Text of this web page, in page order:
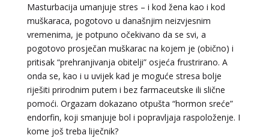
Masturbacija umanjuje stres – i kod žena kao i kod
muškaraca, pogotovo u današnjim neizvjesnim
vremenima, je potpuno očekivano da se svi, a
pogotovo prosječan muškarac na kojem je (obično) i
pritisak “prehranjivanja obitelji” osjeća frustrirano. A
onda se, kao i u uvijek kad je moguće stresa bolje
riješiti prirodnim putem i bez farmaceutske ili slične
pomoći. Orgazam dokazano otpušta “hormon sreće”
endorfin, koji smanjuje bol i popravljaja raspoloženje. I
kome još treba liječnik?
STOJA / Kod 31
Tarot savjetnik je slobodan
TEHNIKE:
kristalna kugla, tarot, vidovitost, visak
Broj tel: 064/600-600
tel:0,93€ - mob:1,12€ min